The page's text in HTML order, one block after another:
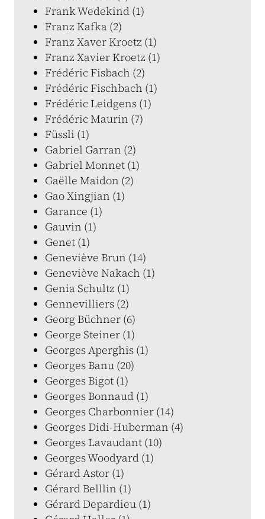
Frank Wedekind (1)
Franz Kafka (2)
Franz Xaver Kroetz (1)
Franz Xavier Kroetz (1)
Frédéric Fisbach (2)
Frédéric Fischbach (1)
Frédéric Leidgens (1)
Frédéric Maurin (7)
Füssli (1)
Gabriel Garran (2)
Gabriel Monnet (1)
Gaëlle Maidon (2)
Gao Xingjian (1)
Garance (1)
Gauvin (1)
Genet (1)
Geneviève Brun (14)
Geneviève Nakach (1)
Genia Schultz (1)
Gennevilliers (2)
Georg Büchner (6)
George Steiner (1)
Georges Aperghis (1)
Georges Banu (20)
Georges Bigot (1)
Georges Bonnaud (1)
Georges Charbonnier (14)
Georges Didi-Huberman (4)
Georges Lavaudant (10)
Georges Woodyard (1)
Gérard Astor (1)
Gérard Belllin (1)
Gérard Depardieu (1)